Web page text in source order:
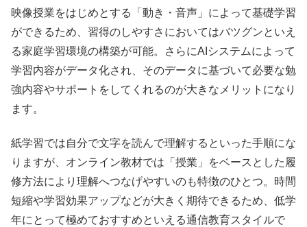
映像授業をはじめとする「動き・音声」によって基礎学習
ができるため、習得のしやすさにおいてはバツグンといえ
る家庭学習環境の構築が可能。さらにAIシステムによって
学習内容がデータ化され、そのデータに基づいて必要な勉
強内容やサポートをしてくれるのが大きなメリットになり
ます。
紙学習では自分で文字を読んで理解するといった手順にな
りますが、オンライン教材では「授業」をベースとした履
修方法により理解へつなげやすいのも特徴のひとつ。時間
短縮や学習効果アップなどが大きく期待できるため、低学
年にとって極めておすすめといえる通信教育スタイルで